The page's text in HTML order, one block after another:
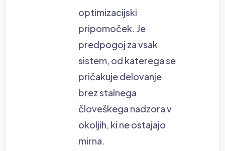
optimizacijski
pripomoček. Je
predpogoj za vsak
sistem, od katerega se
pričakuje delovanje
brez stalnega
človeškega nadzora v
okoljih, ki ne ostajajo
mirna.